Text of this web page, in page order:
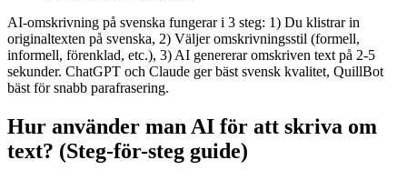
AI-omskrivning på svenska fungerar i 3 steg: 1) Du klistrar in
originaltexten på svenska, 2) Väljer omskrivningsstil (formell,
informell, förenklad, etc.), 3) AI genererar omskriven text på 2-5
sekunder. ChatGPT och Claude ger bäst svensk kvalitet, QuillBot
bäst för snabb parafrasering.
Hur använder man AI för att skriva om
text? (Steg-för-steg guide)